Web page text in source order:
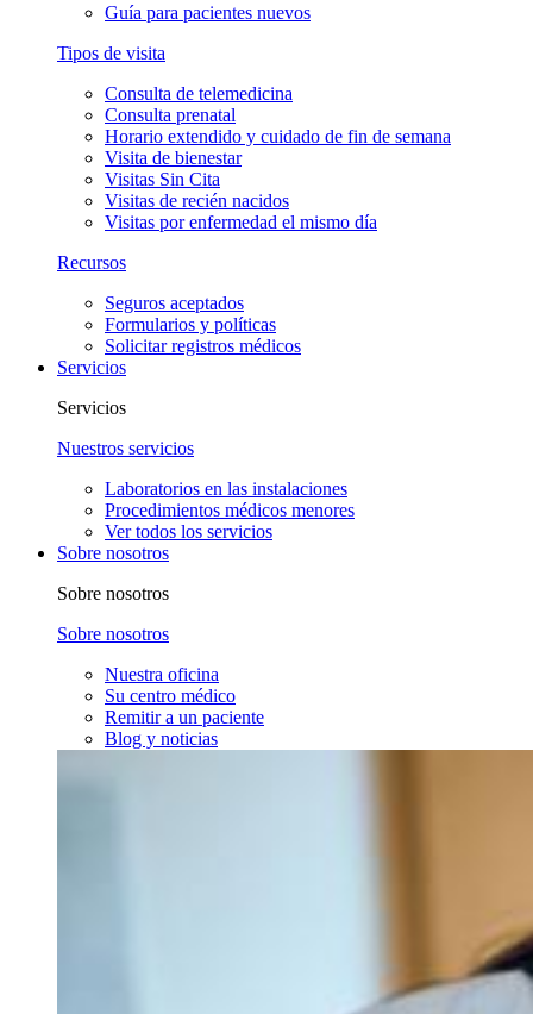
Guía para pacientes nuevos
Tipos de visita
Consulta de telemedicina
Consulta prenatal
Horario extendido y cuidado de fin de semana
Visita de bienestar
Visitas Sin Cita
Visitas de recién nacidos
Visitas por enfermedad el mismo día
Recursos
Seguros aceptados
Formularios y políticas
Solicitar registros médicos
Servicios
Servicios
Nuestros servicios
Laboratorios en las instalaciones
Procedimientos médicos menores
Ver todos los servicios
Sobre nosotros
Sobre nosotros
Sobre nosotros
Nuestra oficina
Su centro médico
Remitir a un paciente
Blog y noticias